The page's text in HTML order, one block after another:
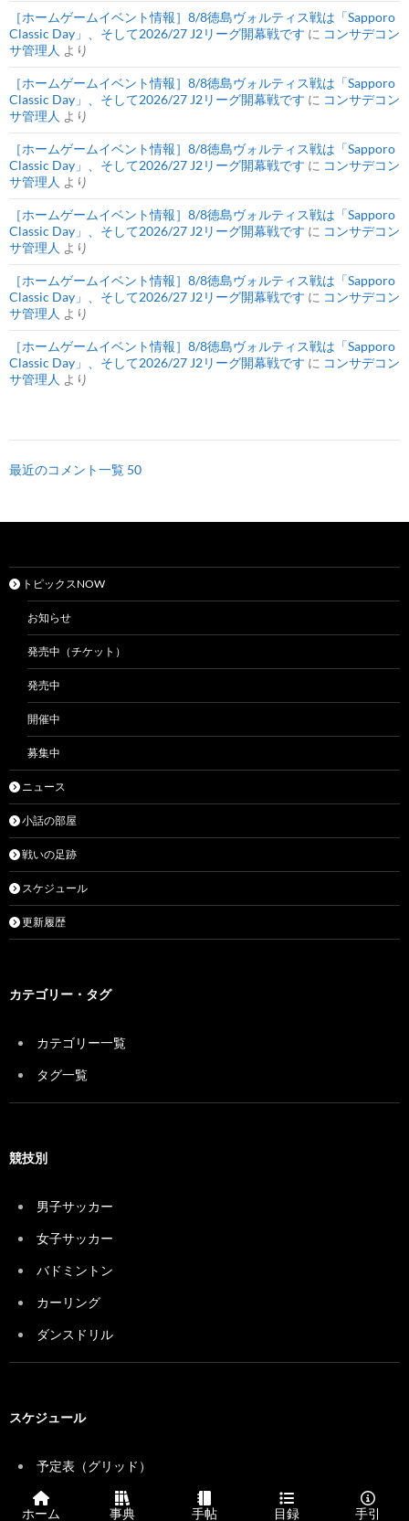
［ホームゲームイベント情報］8/8徳島ヴォルティス戦は「Sapporo
Classic Day」、そして2026/27 J2リーグ開幕戦です に コンサデコン
サ管理人 より
［ホームゲームイベント情報］8/8徳島ヴォルティス戦は「Sapporo
Classic Day」、そして2026/27 J2リーグ開幕戦です に コンサデコン
サ管理人 より
［ホームゲームイベント情報］8/8徳島ヴォルティス戦は「Sapporo
Classic Day」、そして2026/27 J2リーグ開幕戦です に コンサデコン
サ管理人 より
［ホームゲームイベント情報］8/8徳島ヴォルティス戦は「Sapporo
Classic Day」、そして2026/27 J2リーグ開幕戦です に コンサデコン
サ管理人 より
［ホームゲームイベント情報］8/8徳島ヴォルティス戦は「Sapporo
Classic Day」、そして2026/27 J2リーグ開幕戦です に コンサデコン
サ管理人 より
［ホームゲームイベント情報］8/8徳島ヴォルティス戦は「Sapporo
Classic Day」、そして2026/27 J2リーグ開幕戦です に コンサデコン
サ管理人 より
最近のコメント一覧 50
トピックスNOW
お知らせ
発売中（チケット）
発売中
開催中
募集中
ニュース
小話の部屋
戦いの足跡
スケジュール
更新履歴
カテゴリー・タグ
カテゴリー一覧
タグ一覧
競技別
男子サッカー
女子サッカー
バドミントン
カーリング
ダンスドリル
スケジュール
予定表（グリッド）
予定表（リスト）
ホーム
事典 手帖 目録 手引